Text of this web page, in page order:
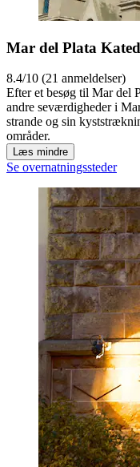
Mar del Plata
8.4/10 (21 anmeldelser)
Efter et besøg til Mar del
andre seværdigheder i
strande og sin
områder.
Læs mindre
Se overnatningssteder